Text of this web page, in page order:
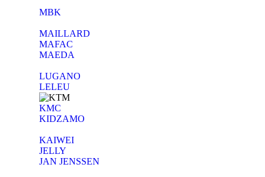
MBK
MAILLARD
MAFAC
MAEDA
LUGANO
LELEU
KMC
KIDZAMO
KAIWEI
JELLY
JAN JENSSEN